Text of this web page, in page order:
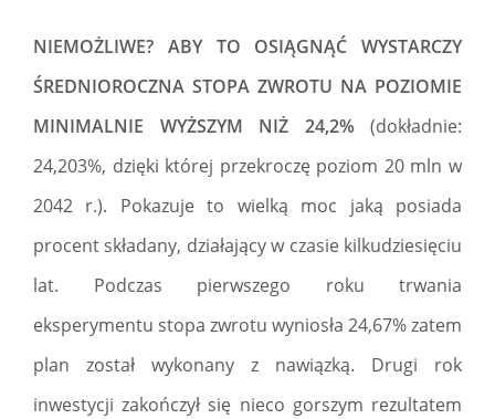
NIEMOŻLIWE? ABY TO OSIĄGNĄĆ WYSTARCZY
ŚREDNIOROCZNA STOPA ZWROTU NA POZIOMIE
MINIMALNIE WYŻSZYM NIŻ 24,2% (dokładnie:
24,203%, dzięki której przekroczę poziom 20 mln w
2042 r.). Pokazuje to wielką moc jaką posiada
procent składany, działający w czasie kilkudziesięciu
lat. Podczas pierwszego roku trwania
eksperymentu stopa zwrotu wyniosła 24,67% zatem
plan został wykonany z nawiązką. Drugi rok
inwestycji zakończył się nieco gorszym rezultatem